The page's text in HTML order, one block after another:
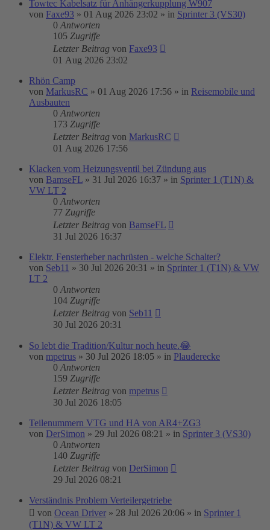
Towtec Kabelsatz für Anhängerkupplung W907
von Faxe93 » 01 Aug 2026 23:02 » in Sprinter 3 (VS30)
0 Antworten
105 Zugriffe
Letzter Beitrag von Faxe93
01 Aug 2026 23:02
Rhön Camp
von MarkusRC » 01 Aug 2026 17:56 » in Reisemobile und
Ausbauten
0 Antworten
173 Zugriffe
Letzter Beitrag von MarkusRC
01 Aug 2026 17:56
Klacken vom Heizungsventil bei Zündung aus
von BamseFL » 31 Jul 2026 16:37 » in Sprinter 1 (T1N) &
VW LT 2
0 Antworten
77 Zugriffe
Letzter Beitrag von BamseFL
31 Jul 2026 16:37
Elektr. Fensterheber nachrüsten - welche Schalter?
von Seb11 » 30 Jul 2026 20:31 » in Sprinter 1 (T1N) & VW
LT 2
0 Antworten
104 Zugriffe
Letzter Beitrag von Seb11
30 Jul 2026 20:31
So lebt die Tradition/Kultur noch heute.😂
von mpetrus » 30 Jul 2026 18:05 » in Plauderecke
0 Antworten
159 Zugriffe
Letzter Beitrag von mpetrus
30 Jul 2026 18:05
Teilenummern VTG und HA von AR4+ZG3
von DerSimon » 29 Jul 2026 08:21 » in Sprinter 3 (VS30)
0 Antworten
140 Zugriffe
Letzter Beitrag von DerSimon
29 Jul 2026 08:21
Verständnis Problem Verteilergetriebe
von Ocean Driver » 28 Jul 2026 20:06 » in Sprinter 1
(T1N) & VW LT 2